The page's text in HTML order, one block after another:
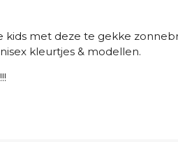
kids met deze te gekke
kleurtjes & modellen.